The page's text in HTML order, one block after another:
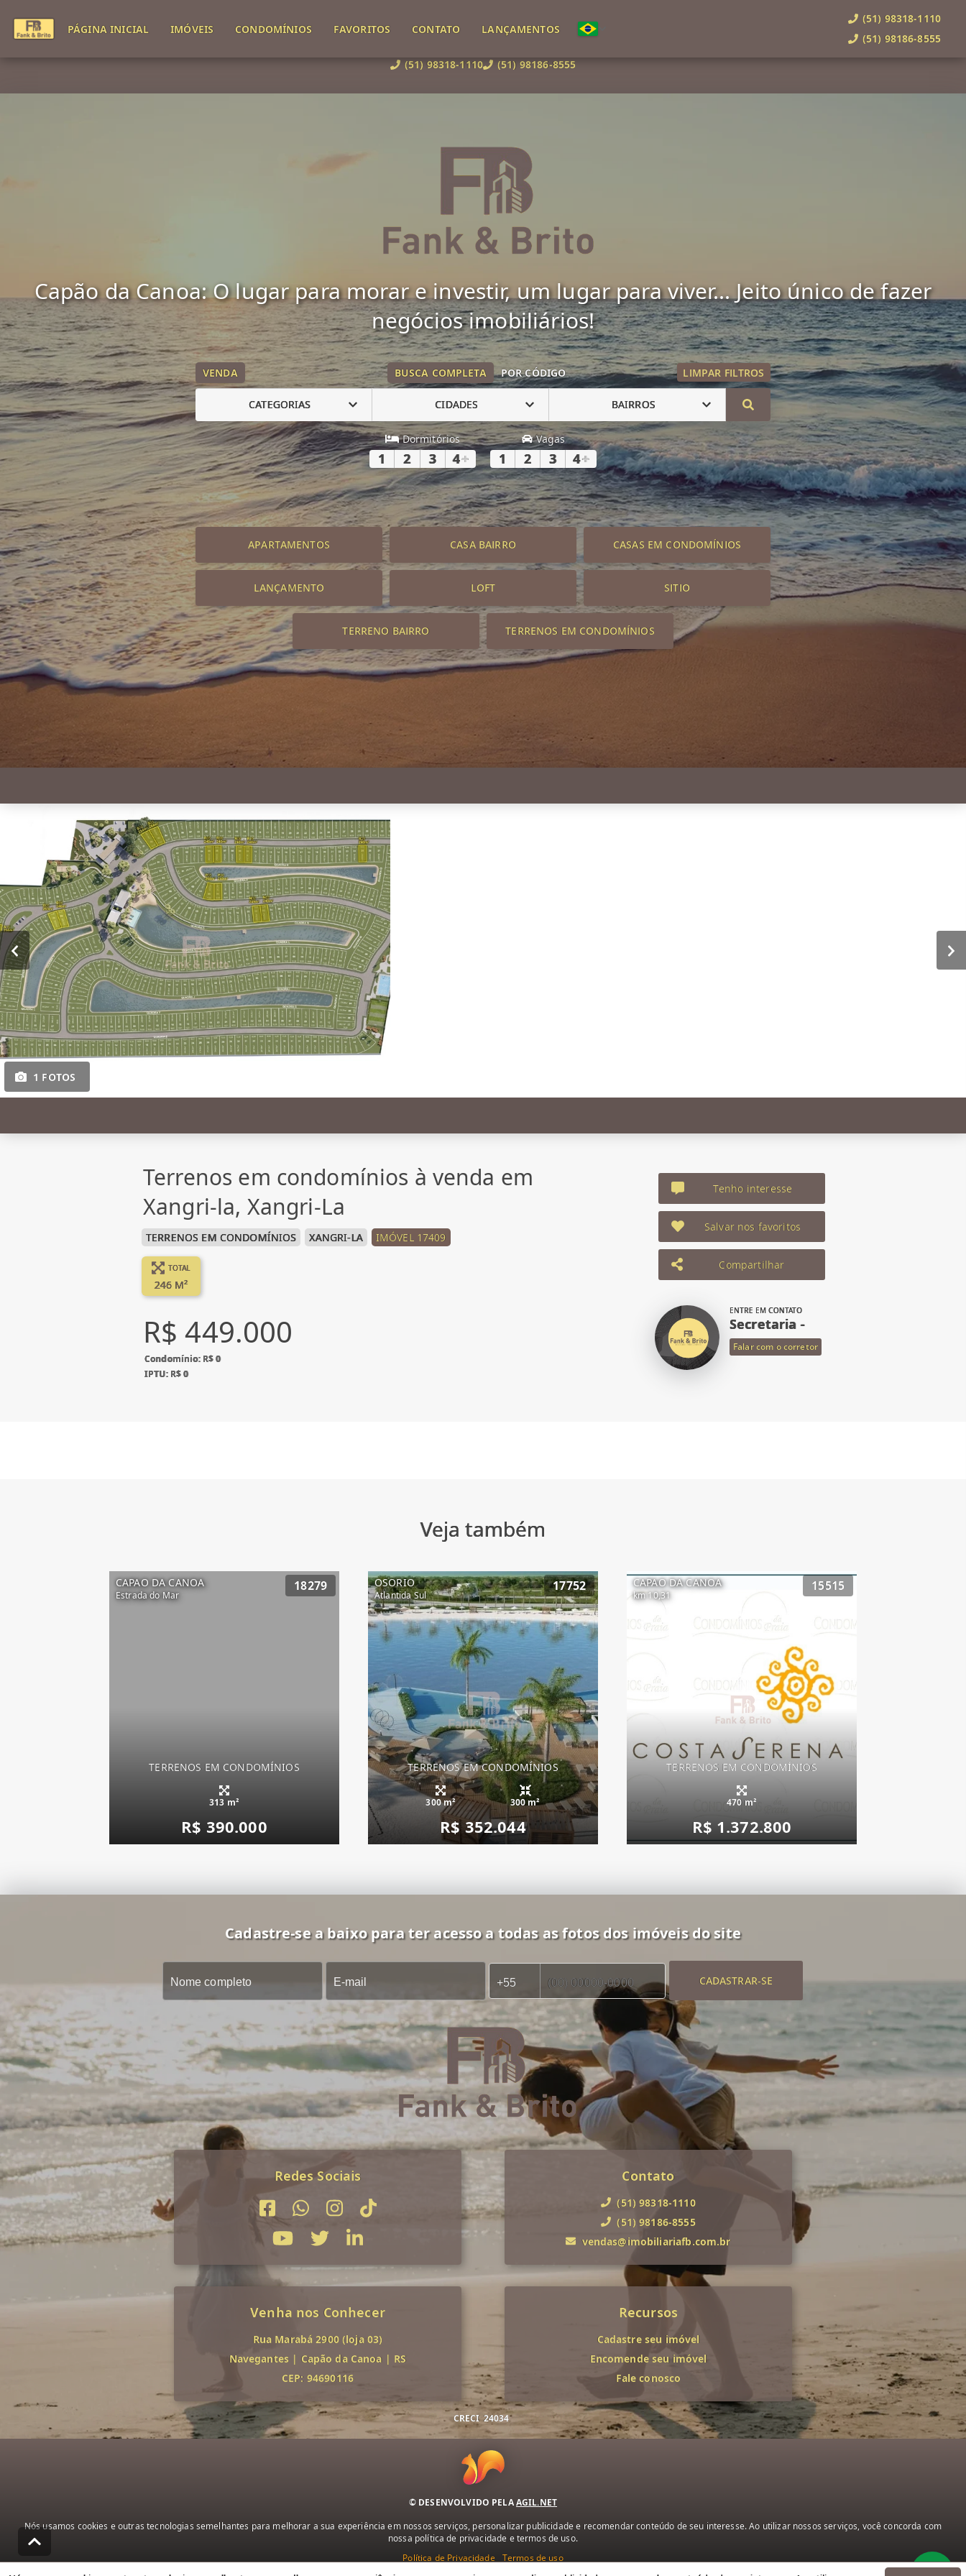
(51) 98318-1110 (51) 98186-8555
PÁGINA INICIAL IMÓVEIS CONDOMÍNIOS FAVORITOS CONTATO LANÇAMENTOS
(51) 98318-1110
(51) 98186-8555
Capão da Canoa: O lugar para morar e investir, um lugar para viver... Jeito único de fazer
negócios imobiliários!
VENDA BUSCA COMPLETA POR CÓDIGO LIMPAR FILTROS
CATEGORIAS CIDADES BAIRROS
Dormitórios
1 2 3 4+
Vagas
1 2 3 4+
APARTAMENTOS CASA BAIRRO CASAS EM CONDOMÍNIOS
LANÇAMENTO LOFT SITIO
TERRENO BAIRRO TERRENOS EM CONDOMÍNIOS
1 FOTOS
Terrenos em condomínios à venda em
Xangri-la, Xangri-La
TERRENOS EM CONDOMÍNIOS XANGRI-LA IMÓVEL 17409
TOTAL
246 M²
R$ 449.000
Condomínio: R$ 0
IPTU: R$ 0
Tenho interesse
Salvar nos favoritos
Compartilhar
ENTRE EM CONTATO
Secretaria -
Falar com o corretor
Veja também
CAPAO DA CANOA
Estrada do Mar
18279
TERRENOS EM CONDOMÍNIOS
313 m²
R$ 390.000
OSORIO
Atlantida Sul
17752
TERRENOS EM CONDOMÍNIOS
300 m² 300 m²
R$ 352.044
CAPAO DA CANOA
km 10,31
15515
TERRENOS EM CONDOMÍNIOS
470 m²
R$ 1.372.800
Cadastre-se a baixo para ter acesso a todas as fotos dos imóveis do site
CADASTRAR-SE
Redes Sociais Contato
(51) 98318-1110
(51) 98186-8555
vendas@imobiliariafb.com.br
Venha nos Conhecer
Rua Marabá 2900 (loja 03)
Navegantes | Capão da Canoa | RS
CEP: 94690116
Recursos
Cadastre seu imóvel
Encomende seu imóvel
Fale conosco
CRECI 24034
© DESENVOLVIDO PELAAGIL.NET
Nós usamos cookies e outras tecnologias semelhantes para melhorar a sua experiência em nossos serviços, personalizar publicidade e recomendar conteúdo de seu interesse. Ao utilizar nossos serviços, você concorda com
nossa política de privacidade e termos de uso.
Política de Privacidade
Termos de uso